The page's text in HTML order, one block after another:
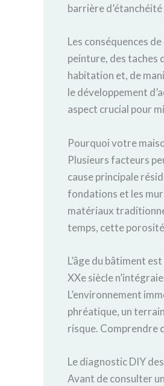
barrière
Les conséquences
peinture, des taches
habitation et, de
le développement
aspect crucial pour
Pourquoi votre
Plusieurs facteurs
cause principale
fondations et les
matériaux
temps, cette
L’âge du bâtiment
XXe siècle
L’environnement
phréatique, un
risque. Comprendre
Le diagnostic DIY
Avant de consulter